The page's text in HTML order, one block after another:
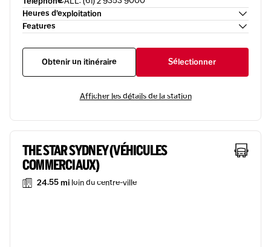
Heures d’exploitation
Features
Obtenir un itinéraire Sélectionner
Afficher les détails de la station
THE STAR SYDNEY (VÉHICULES
COMMERCIAUX)
24.55 mi loin du centre-ville